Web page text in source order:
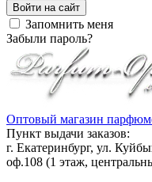
Войти на сайт
Запомнить меня
Забыли пароль?
Оптовый магазин
Пункт выдачи заказов:
г. Екатеринбург, ул.
оф.108 (1 этаж,